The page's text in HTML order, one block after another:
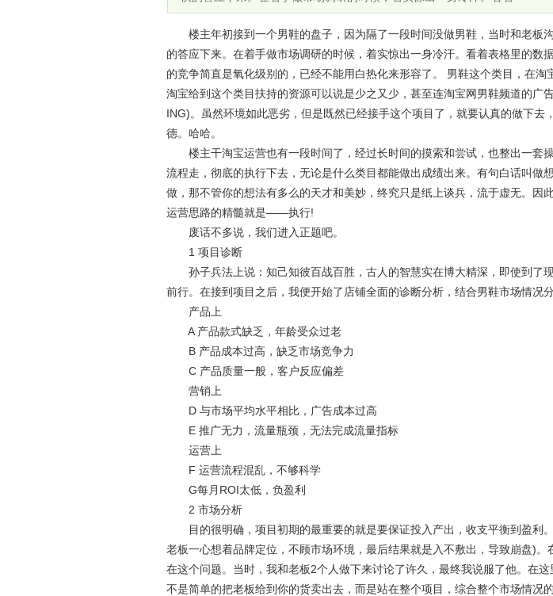
楼主年初接到一个男鞋的盘子，因为隔了一段时间没做男鞋，当时和老板
的答应下来。在着手做市场调研的时候，着实惊出一身冷汗。看着表格里的数
的竞争简直是氧化级别的，已经不能用白热化来形容了。 男鞋这个类目，在淘
淘宝给到这个类目扶持的资源可以说是少之又少，甚至连淘宝网男鞋频道的广
ING)。虽然环境如此恶劣，但是既然已经接手这个项目了，就要认真的做下去
德。哈哈。
楼主干淘宝运营也有一段时间了，经过长时间的摸索和尝试，也整出一套
流程走，彻底的执行下去，无论是什么类目都能做出成绩出来。有句白话叫做
做，那不管你的想法有多么的天才和美妙，终究只是纸上谈兵，流于虚无。因
运营思路的精髓就是——执行!
废话不多说，我们进入正题吧。
1 项目诊断
孙子兵法上说：知己知彼百战百胜，古人的智慧实在博大精深，即使到了
前行。在接到项目之后，我便开始了店铺全面的诊断分析，结合男鞋市场情况
产品上
A 产品款式缺乏，年龄受众过老
B 产品成本过高，缺乏市场竞争力
C 产品质量一般，客户反应偏差
营销上
D 与市场平均水平相比，广告成本过高
E 推广无力，流量瓶颈，无法完成流量指标
运营上
F 运营流程混乱，不够科学
G每月ROI太低，负盈利
2 市场分析
目的很明确，项目初期的最重要的就是要保证投入产出，收支平衡到盈利。
老板一心想着品牌定位，不顾市场环境，最后结果就是入不敷出，导致崩盘)。
在这个问题。当时，我和老板2个人做下来讨论了许久，最终我说服了他。在
不是简单的把老板给到你的货卖出去，而是站在整个项目，综合整个市场情况